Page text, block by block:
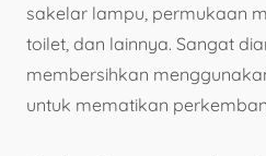
sakelar lampu, permukaan
toilet, dan lainnya. Sangat
membersihkan
untuk mematikan